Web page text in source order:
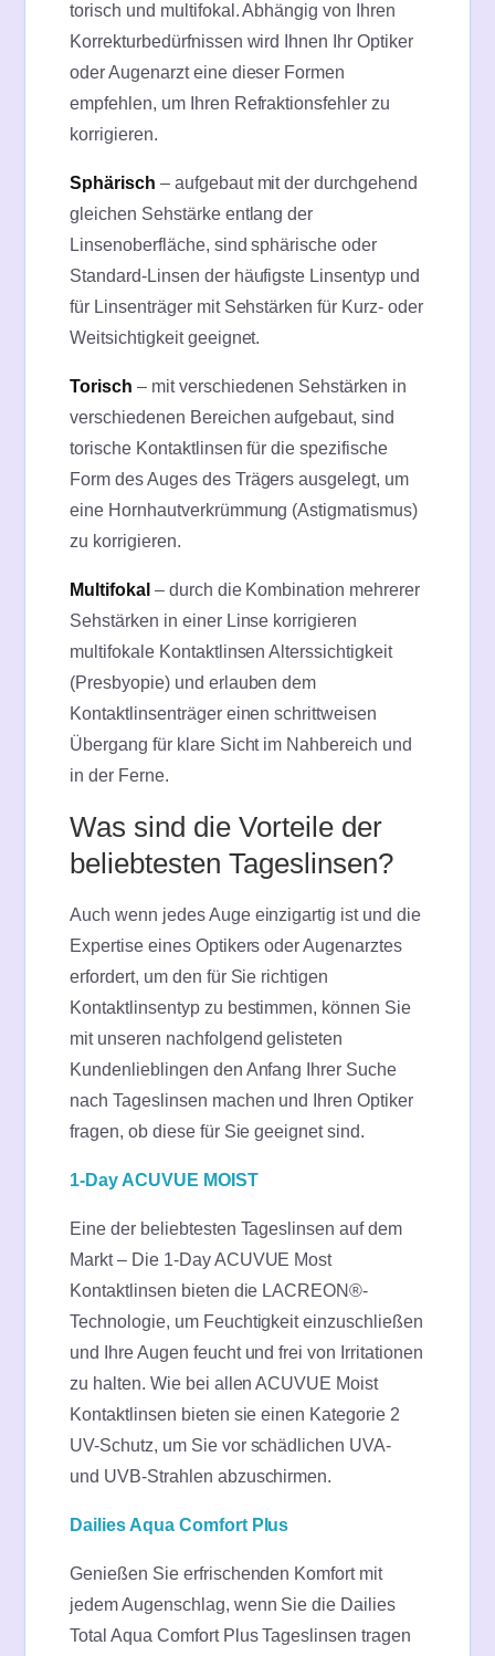
torisch und multifokal. Abhängig von Ihren
Korrekturbedürfnissen wird Ihnen Ihr Optiker
oder Augenarzt eine dieser Formen
empfehlen, um Ihren Refraktionsfehler zu
korrigieren.
Sphärisch – aufgebaut mit der durchgehend
gleichen Sehstärke entlang der
Linsenoberfläche, sind sphärische oder
Standard-Linsen der häufigste Linsentyp und
für Linsenträger mit Sehstärken für Kurz- oder
Weitsichtigkeit geeignet.
Torisch – mit verschiedenen Sehstärken in
verschiedenen Bereichen aufgebaut, sind
torische Kontaktlinsen für die spezifische
Form des Auges des Trägers ausgelegt, um
eine Hornhautverkrümmung (Astigmatismus)
zu korrigieren.
Multifokal – durch die Kombination mehrerer
Sehstärken in einer Linse korrigieren
multifokale Kontaktlinsen Alterssichtigkeit
(Presbyopie) und erlauben dem
Kontaktlinsenträger einen schrittweisen
Übergang für klare Sicht im Nahbereich und
in der Ferne.
Was sind die Vorteile der
beliebtesten Tageslinsen?
Auch wenn jedes Auge einzigartig ist und die
Expertise eines Optikers oder Augenarztes
erfordert, um den für Sie richtigen
Kontaktlinsentyp zu bestimmen, können Sie
mit unseren nachfolgend gelisteten
Kundenlieblingen den Anfang Ihrer Suche
nach Tageslinsen machen und Ihren Optiker
fragen, ob diese für Sie geeignet sind.
1-Day ACUVUE MOIST
Eine der beliebtesten Tageslinsen auf dem
Markt – Die 1-Day ACUVUE Most
Kontaktlinsen bieten die LACREON®-
Technologie, um Feuchtigkeit einzuschließen
und Ihre Augen feucht und frei von Irritationen
zu halten. Wie bei allen ACUVUE Moist
Kontaktlinsen bieten sie einen Kategorie 2
UV-Schutz, um Sie vor schädlichen UVA-
und UVB-Strahlen abzuschirmen.
Dailies Aqua Comfort Plus
Genießen Sie erfrischenden Komfort mit
jedem Augenschlag, wenn Sie die Dailies
Total Aqua Comfort Plus Tageslinsen tragen